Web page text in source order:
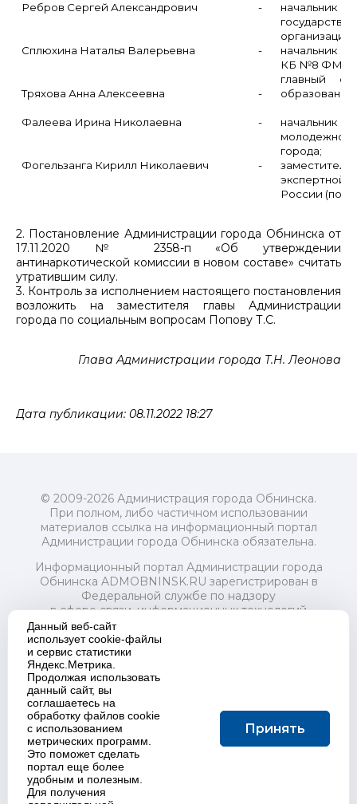
Ребров Сергей Александрович -
начальник
Сплюхина Наталья Валерьевна
Тряхова Анна Алексеевна
-
-
начальник
КБ №8 ФМБА
главный
Фалеева Ирина Николаевна -
города;
Фогельзанга Кирилл Николаевич
-
России (по
2. Постановление Администрации города Обнинска от
17.11.2020 № 2358-п «Об утверждении
антинаркотической комиссии в новом составе» считать
утратившим силу.
3. Контроль за исполнением настоящего постановления
возложить на заместителя главы Администрации
города по социальным вопросам Попову Т.С.
Глава Администрации города Т.Н. Леонова
Дата публикации: 08.11.2022 18:27
© 2009-2026 Администрация города Обнинска.
При полном, либо частичном использовании
материалов ссылка на информационный портал
Администрации города Обнинска обязательна.
Информационный портал Администрации города
Обнинска ADMOBNINSK.RU зарегистрирован в
Федеральной службе по надзору
в сфере связи, информационных технологий
и массовых коммуникаций (Роскомнадзор) 24 июля
2018 года.
Свидетельство о регистрации Эл № ФС77-73321
Учредитель: Администрация (исполнительно-
распорядительный орган) городского округа "Город
Обнинск". Главный редактор: Байкова Е.А.
Адрес электронной почты Редакции:
redactor@admobninsk.ru
Телефон Редакции: +7 (484) 395-85-85
Настоящий ресурс содержит материалы 18+
Политика в отношении обработки персональных
Данный веб-сайт
использует cookie-файлы
и сервис статистики
Яндекс.Метрика.
Продолжая использовать
данный сайт, вы
соглашаетесь на
обработку файлов cookie
с использованием
метрических программ.
Это поможет сделать
портал еще более
удобным и полезным.
Для получения
Принять